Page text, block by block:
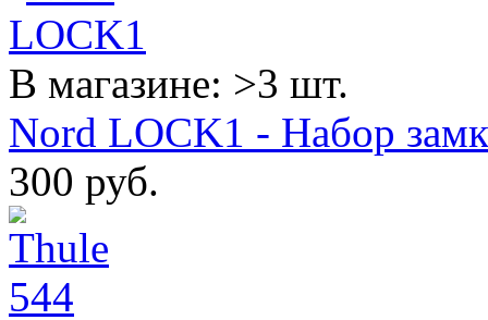
В магазине: >3 шт.
Nord LOCK1 - Набор
300 руб.